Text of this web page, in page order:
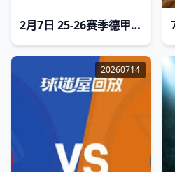
2月7日 25-26赛季德甲第21轮 美因茨VS奥格斯堡
20260714